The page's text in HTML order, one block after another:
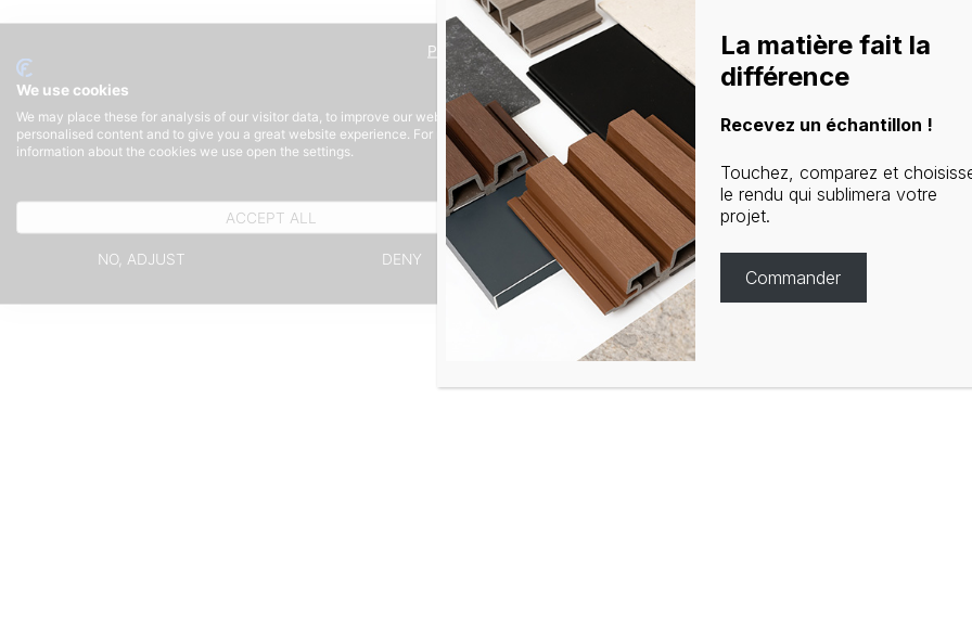
Quand la
matière
raconte
La matière fait la
différence
Recevez un échantillon !
Touchez, comparez et
le rendu qui sublimera votre
projet.
Commander
Privacy policy
We use cookies
We may place these for analysis of our visitor data, to improve our website, show
personalised content and to give you a great website experience. For more
information about the cookies we use open the settings.
ACCEPT ALL
NO, ADJUST DENY